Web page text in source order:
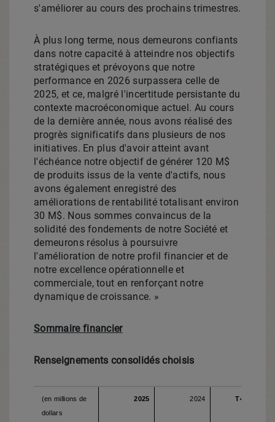
s'améliorer au cours des prochains trimestres.
À plus long terme, nous demeurons confiants
dans notre capacité à atteindre nos objectifs
stratégiques et prévoyons que notre
performance en 2026 surpassera celle de
2025, et ce, malgré l'incertitude persistante du
contexte macroéconomique actuel. Au cours
de la dernière année, nous avons réalisé des
progrès significatifs dans plusieurs de nos
initiatives. En plus d'avoir atteint avant
l'échéance notre objectif de générer 120 M$
de produits issus de la vente d'actifs, nous
avons également enregistré des
améliorations de rentabilité totalisant environ
30 M$. Nous sommes convaincus de la
solidité des fondements de notre Société et
demeurons résolus à poursuivre
l'amélioration de notre profil financier et de
notre excellence opérationnelle et
commerciale, tout en renforçant notre
dynamique de croissance. »
Sommaire financier
Renseignements consolidés choisis
(en millions de
dollars
2025 2024 T4 2025